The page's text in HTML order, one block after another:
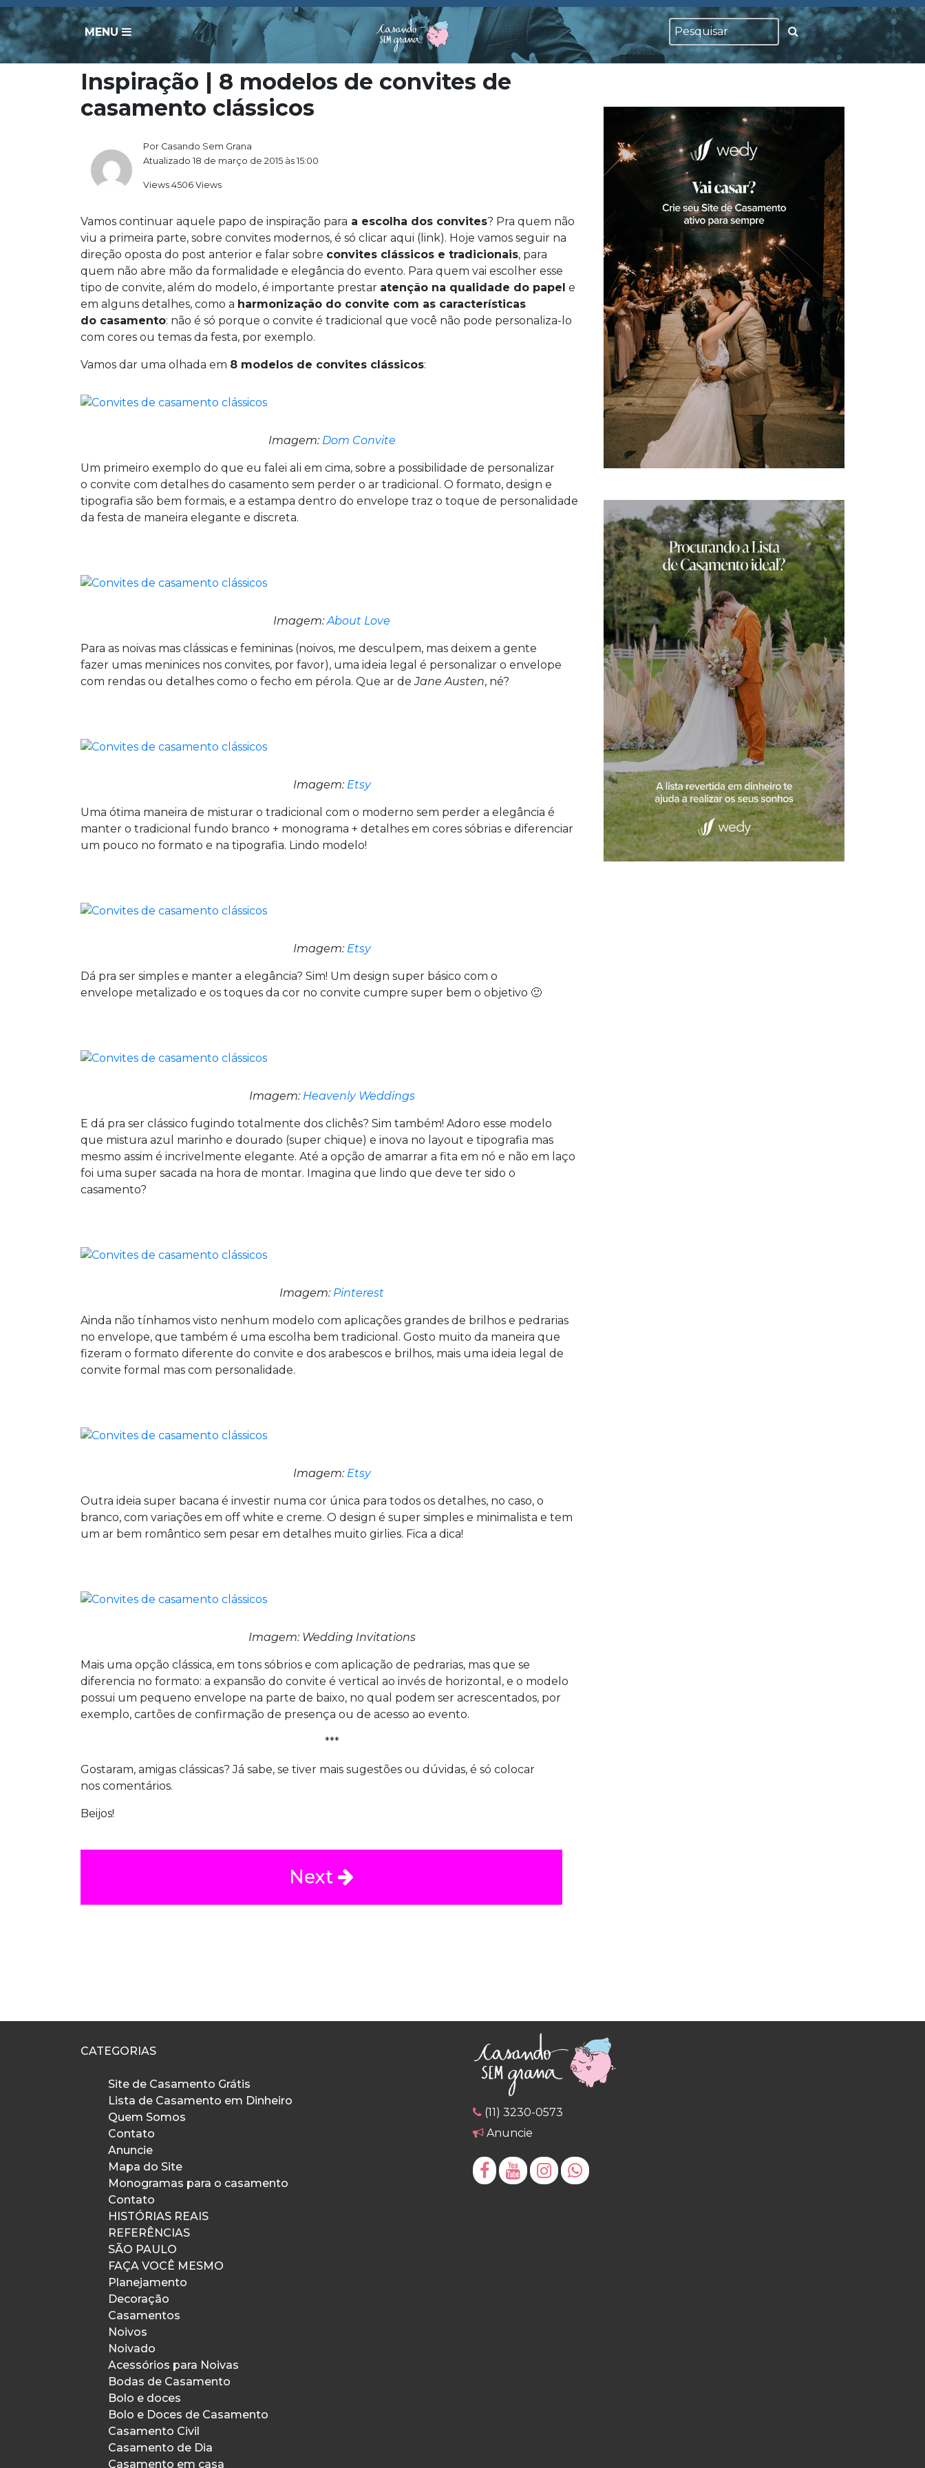
MENU
Inspiração | 8 modelos de convites de
casamento clássicos
Por Casando Sem Grana
Atualizado 18 de março de 2015 às 15:00
Views 4506 Views
Vamos continuar aquele papo de inspiração para a escolha dos convites? Pra quem não
viu a primeira parte, sobre convites modernos, é só clicar aqui (link). Hoje vamos seguir na
direção oposta do post anterior e falar sobre convites clássicos e tradicionais, para
quem não abre mão da formalidade e elegância do evento. Para quem vai escolher esse
tipo de convite, além do modelo, é importante prestar atenção na qualidade do papel e
em alguns detalhes, como a harmonização do convite com as características
do casamento: não é só porque o convite é tradicional que você não pode personaliza-lo
com cores ou temas da festa, por exemplo.
Vamos dar uma olhada em 8 modelos de convites clássicos:
Imagem: Dom Convite
Um primeiro exemplo do que eu falei ali em cima, sobre a possibilidade de personalizar
o convite com detalhes do casamento sem perder o ar tradicional. O formato, design e
tipografia são bem formais, e a estampa dentro do envelope traz o toque de personalidade
da festa de maneira elegante e discreta.
Imagem:About Love
Para as noivas mas clássicas e femininas (noivos, me desculpem, mas deixem a gente
fazer umas meninices nos convites, por favor), uma ideia legal é personalizar o envelope
com rendas ou detalhes como o fecho em pérola. Que ar deJane Austen, né?
Imagem: Etsy
Uma ótima maneira de misturar o tradicional com o moderno sem perder a elegância é
manter o tradicional fundo branco + monograma + detalhes em cores sóbrias e diferenciar
um pouco no formato e na tipografia. Lindo modelo!
Imagem: Etsy
Dá pra ser simples e manter a elegância? Sim! Um design super básico com o
envelope metalizado e os toques da cor no convite cumpre super bem o objetivo 🙂
Imagem: Heavenly Weddings
E dá pra ser clássico fugindo totalmente dos clichês? Sim também! Adoro esse modelo
que mistura azul marinho e dourado (super chique) e inova no layout e tipografia mas
mesmo assim é incrivelmente elegante. Até a opção de amarrar a fita em nó e não em laço
foi uma super sacada na hora de montar. Imagina que lindo que deve ter sido o
casamento?
Imagem: Pinterest
Ainda não tínhamos visto nenhum modelo com aplicações grandes de brilhos e pedrarias
no envelope, que também é uma escolha bem tradicional. Gosto muito da maneira que
fizeram o formato diferente do convite e dos arabescos e brilhos, mais uma ideia legal de
convite formal mas com personalidade.
Imagem: Etsy
Outra ideia super bacana é investir numa cor única para todos os detalhes, no caso, o
branco, com variações em off white e creme. O design é super simples e minimalista e tem
um ar bem romântico sem pesar em detalhes muito girlies. Fica a dica!
Imagem: Wedding Invitations
Mais uma opção clássica, em tons sóbrios e com aplicação de pedrarias, mas que se
diferencia no formato: a expansão do convite é vertical ao invés de horizontal, e o modelo
possui um pequeno envelope na parte de baixo, no qual podem ser acrescentados, por
exemplo, cartões de confirmação de presença ou de acesso ao evento.
***
Gostaram, amigas clássicas? Já sabe, se tiver mais sugestões ou dúvidas, é só colocar
nos comentários.
Beijos!
Next
CATEGORIAS
Site de Casamento Grátis
Lista de Casamento em Dinheiro
Quem Somos
Contato
Anuncie
Mapa do Site
Monogramas para o casamento
Contato
HISTÓRIAS REAIS
REFERÊNCIAS
SÃO PAULO
FAÇA VOCÊ MESMO
Planejamento
Decoração
Casamentos
Noivos
Noivado
Acessórios para Noivas
Bodas de Casamento
Bolo e doces
Bolo e Doces de Casamento
Casamento Civil
Casamento de Dia
Casamento em casa
(11) 3230-0573
Anuncie